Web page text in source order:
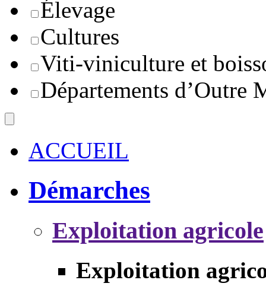
Élevage
Cultures
Viti-viniculture et
Départements d’Outre
ACCUEIL
Démarches
Exploitation agricole
Exploitation